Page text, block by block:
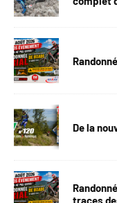
De la
traces